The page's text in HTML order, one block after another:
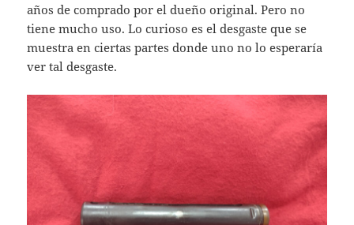
años de comprado por el dueño original. Pero no
tiene mucho uso. Lo curioso es el desgaste que se
muestra en ciertas partes donde uno no lo esperaría
ver tal desgaste.